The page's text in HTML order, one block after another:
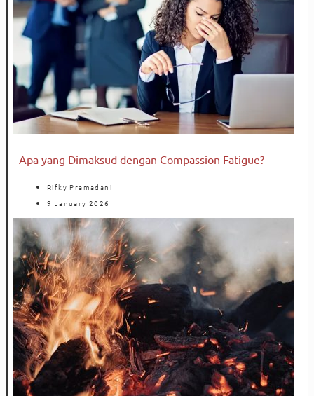
Apa yang Dimaksud dengan Compassion Fatigue?
Rifky Pramadani
9 January 2026